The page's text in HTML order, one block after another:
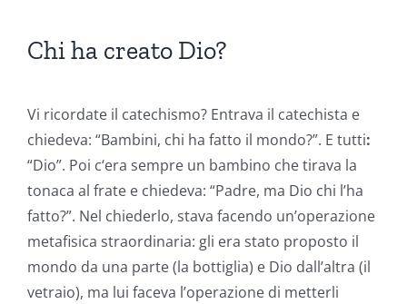
Chi ha creato Dio?
Vi ricordate il catechismo? Entrava il catechista e
chiedeva: “Bambini, chi ha fatto il mondo?”. E tutti:
“Dio”. Poi c‘era sempre un bambino che tirava la
tonaca al frate e chiedeva: “Padre, ma Dio chi l’ha
fatto?”. Nel chiederlo, stava facendo un’operazione
metafisica straordinaria: gli era stato proposto il
mondo da una parte (la bottiglia) e Dio dall’altra (il
vetraio), ma lui faceva l’operazione di metterli